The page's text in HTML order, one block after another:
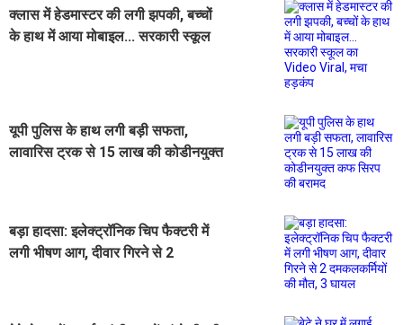
क्लास में हेडमास्टर की लगी झपकी, बच्चों
के हाथ में आया मोबाइल... सरकारी स्कूल
यूपी पुलिस के हाथ लगी बड़ी सफता,
लावारिस ट्रक से 15 लाख की कोडीनयुक्त
बड़ा हादसा: इलेक्ट्रॉनिक चिप फैक्टरी में
लगी भीषण आग, दीवार गिरने से 2